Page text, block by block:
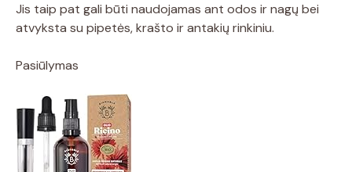
Jis taip pat gali būti naudojamas ant odos ir nagų bei
atvyksta su pipetės, krašto ir antakių rinkiniu.
Pasiūlymas